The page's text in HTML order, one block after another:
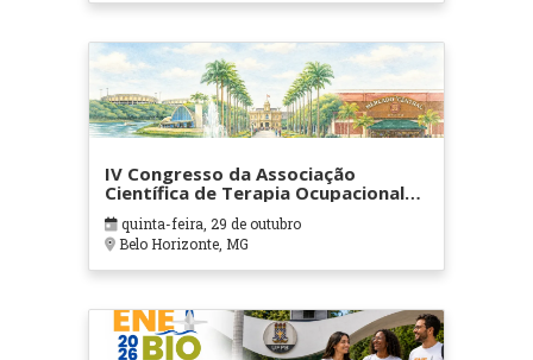
IV Congresso da Associação
Científica de Terapia Ocupacional
em Contextos Hospitalares e
Cuidados Paliativos - ATOHOSP
quinta-feira, 29 de outubro
Belo Horizonte, MG